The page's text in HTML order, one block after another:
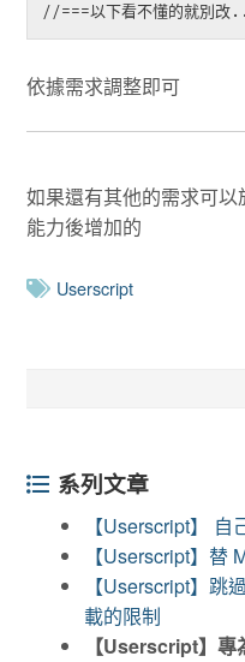
//===以下看不懂的就別
依據需求調整即可
如果還有其他的需求可
能力後增加的
Userscript
系列文章
【Userscript】
【Userscript】替
【Userscript】跳
載的限制
【Userscript】